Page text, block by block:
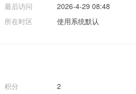
最后访问
2026-4-29 08:48
所在时区 使用系统默认
积分 2